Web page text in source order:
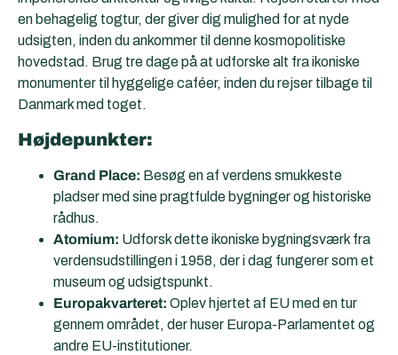
en behagelig togtur, der giver dig mulighed for at nyde
udsigten, inden du ankommer til denne kosmopolitiske
hovedstad. Brug tre dage på at udforske alt fra ikoniske
monumenter til hyggelige caféer, inden du rejser tilbage til
Danmark med toget.
Højdepunkter:
Grand Place: Besøg en af verdens smukkeste
pladser med sine pragtfulde bygninger og historiske
rådhus.
Atomium: Udforsk dette ikoniske bygningsværk fra
verdensudstillingen i 1958, der i dag fungerer som et
museum og udsigtspunkt.
Europakvarteret: Oplev hjertet af EU med en tur
gennem området, der huser Europa-Parlamentet og
andre EU-institutioner.